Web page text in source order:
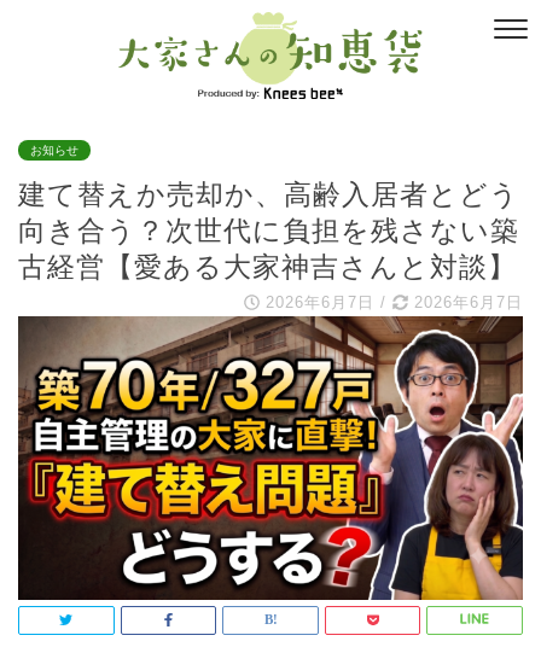
お知らせ
建て替えか売却か、高齢入居者とどう
向き合う？次世代に負担を残さない築
古経営【愛ある大家神吉さんと対談】
2026年6月7日 / 2026年6月7日